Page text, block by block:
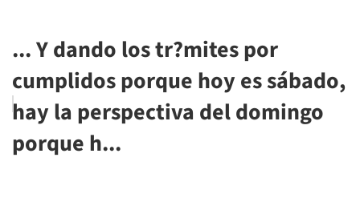
... Y dando los tr?mites por
cumplidos porque hoy es sábado,
hay la perspectiva del domingo
porque h...